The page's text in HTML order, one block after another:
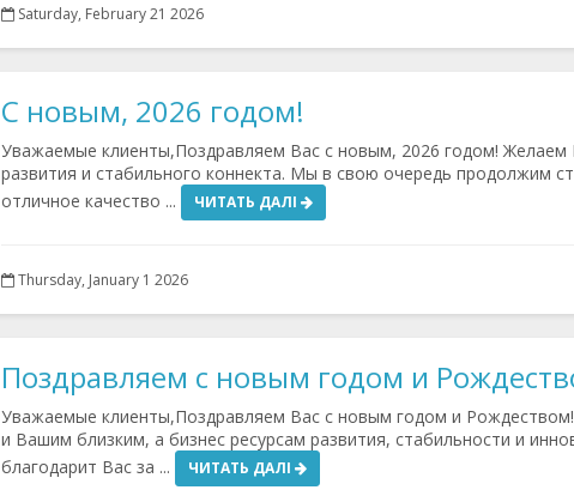
Saturday, February 21 2026
С новым, 2026 годом!
Уважаемые клиенты,Поздравляем Вас с новым, 2026 годом!
развития и стабильного коннекта. Мы в свою очередь продолжим
отличное качество ...
ЧИТАТЬ ДАЛІ
Thursday, January 1 2026
Поздравляем с новым годом и
Уважаемые клиенты,Поздравляем Вас с новым годом и
и Вашим близким, а бизнес ресурсам развития, стабильности и
благодарит Вас за ...
ЧИТАТЬ ДАЛІ